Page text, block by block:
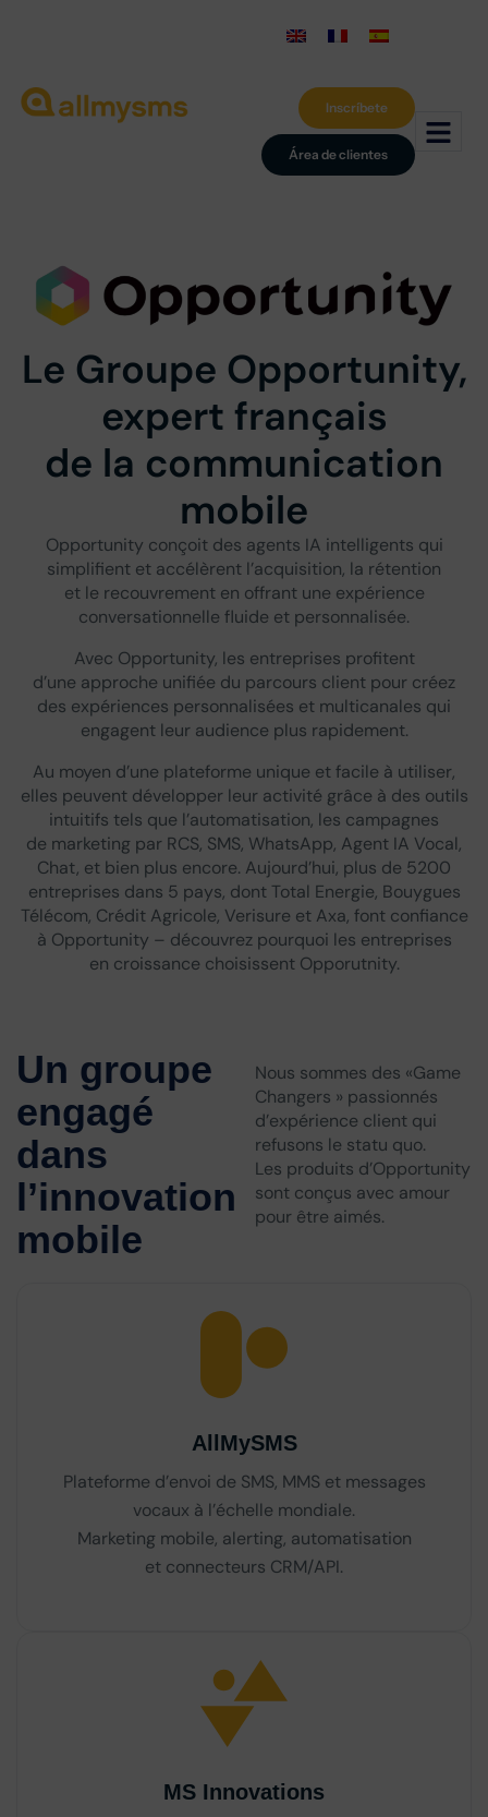
Área de clientes
Inscríbete
Le Groupe Opportunity,
expert français
de la communication
mobile
Opportunity conçoit des agents IA intelligents qui
simplifient et accélèrent l’acquisition, la rétention
et le recouvrement en offrant une expérience
conversationnelle fluide et personnalisée.
Avec Opportunity, les entreprises profitent
d’une approche unifiée du parcours client pour créez
des expériences personnalisées et multicanales qui
engagent leur audience plus rapidement.
Au moyen d’une plateforme unique et facile à utiliser,
elles peuvent développer leur activité grâce à des outils
intuitifs tels que l’automatisation, les campagnes
de marketing par RCS, SMS, WhatsApp, Agent IA Vocal,
Chat, et bien plus encore. Aujourd’hui, plus de 5200
entreprises dans 5 pays, dont Total Energie, Bouygues
Télécom, Crédit Agricole, Verisure et Axa, font confiance
à Opportunity – découvrez pourquoi les entreprises
en croissance choisissent Opporutnity.
Un groupe
engagé
dans
l’innovation
mobile
Nous sommes des «Game
Changers » passionnés
d’expérience client qui
refusons le statu quo.
Les produits d’Opportunity
sont conçus avec amour
pour être aimés.
AllMySMS
Plateforme d’envoi de SMS, MMS et messages
vocaux à l’échelle mondiale.
Marketing mobile, alerting, automatisation
et connecteurs CRM/API.
MS Innovations